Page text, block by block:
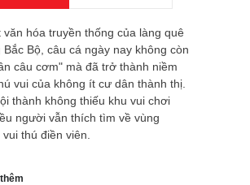
văn hóa truyền thống của làng quê
Bắc Bộ, câu cá ngày nay không còn
câu cơm" mà đã trở thành niềm
vui của không ít cư dân thành thị.
thành không thiếu khu vui chơi
người vẫn thích tìm về vùng
thú điền viên.